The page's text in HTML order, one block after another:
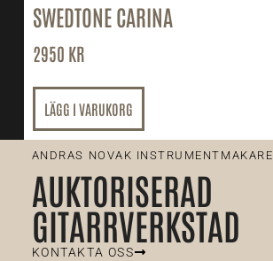
SWEDTONE CARINA
2950 KR
LÄGG I VARUKORG
ANDRAS NOVAK INSTRUMENTMAKARE
AUKTORISERAD
GITARRVERKSTAD
KONTAKTA OSS